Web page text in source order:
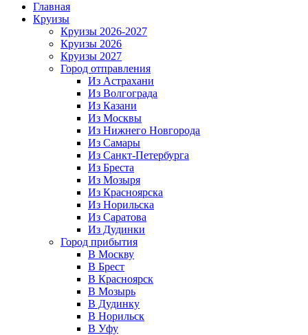
Главная
Круизы
Круизы 2026-2027
Круизы 2026
Круизы 2027
Город отправления
Из Астрахани
Из Волгограда
Из Казани
Из Москвы
Из Нижнего Новгорода
Из Самары
Из Санкт-Петербурга
Из Бреста
Из Мозыря
Из Красноярска
Из Норильска
Из Саратова
Из Дудинки
Город прибытия
В Москву
В Брест
В Красноярск
В Мозырь
В Дудинку
В Норильск
В Уфу